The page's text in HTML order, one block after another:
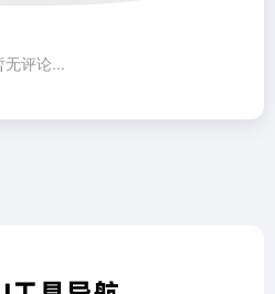
无评论...